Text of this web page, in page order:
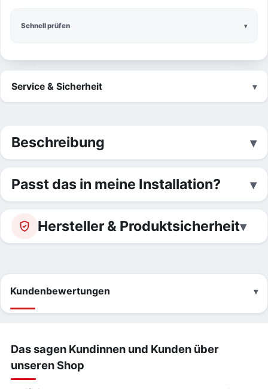
Schnell prüfen
Service & Sicherheit
Beschreibung
Passt das in meine Installation?
Hersteller & Produktsicherheit
Kundenbewertungen
Das sagen Kundinnen und Kunden über
unseren Shop